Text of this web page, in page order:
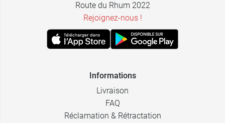
Route du Rhum 2022
Rejoignez-nous !
Informations
Livraison
FAQ
Réclamation & Rétractation